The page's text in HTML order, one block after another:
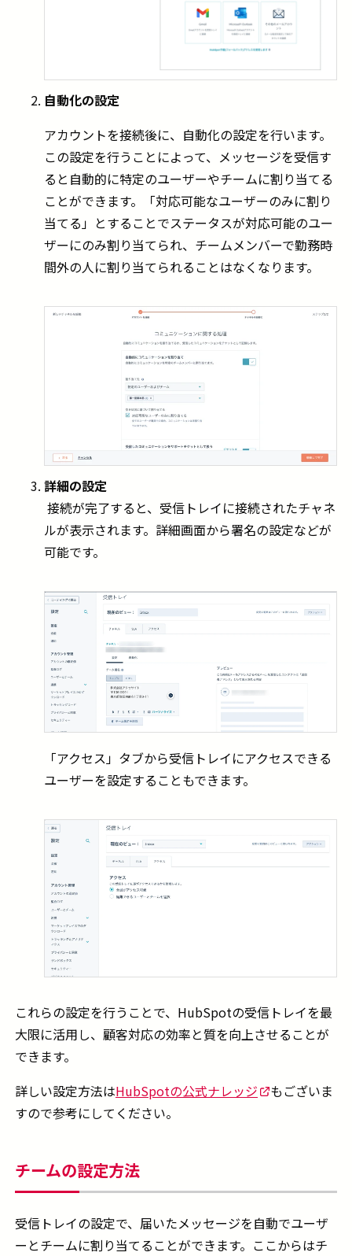
自動化の設定
アカウントを接続後に、自動化の設定を行います。
この設定を行うことによって、メッセージを受信す
ると自動的に特定のユーザーやチームに割り当てる
ことができます。「対応可能なユーザーのみに割り
当てる」とすることでステータスが対応可能のユー
ザーにのみ割り当てられ、チームメンバーで勤務時
間外の人に割り当てられることはなくなります。
詳細の設定
接続が完了すると、受信トレイに接続されたチャネ
ルが表示されます。詳細画面から署名の設定などが
可能です。
「アクセス」タブから受信トレイにアクセスできる
ユーザーを設定することもできます。
これらの設定を行うことで、HubSpotの受信トレイを最
大限に活用し、顧客対応の効率と質を向上させることが
できます。
詳しい設定方法はHubSpotの公式ナレッジ
もございま
すので参考にしてください。
チームの設定方法
受信トレイの設定で、届いたメッセージを自動でユーザ
ーとチームに割り当てることができます。ここからはチ